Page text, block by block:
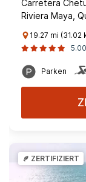
Carretera
Riviera Maya,
19.27 mi
5.00
Parken
ZERTIFIZIERT